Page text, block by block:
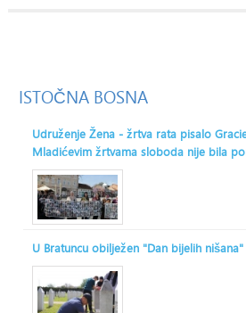
ISTOČNA BOSNA
Udruženje Žena - žrtva rata pisalo
Mladićevim žrtvama sloboda nije bila
U Bratuncu obilježen "Dan bijelih nišana"